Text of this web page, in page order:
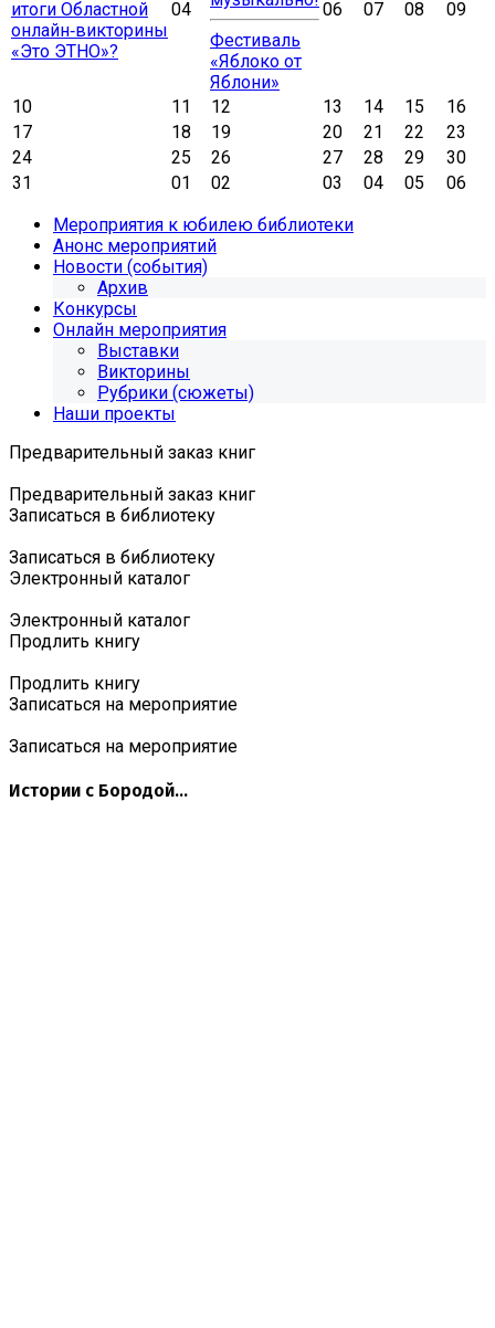
итоги Областной
онлайн‑викторины
«Это ЭТНО»?
04
Фестиваль
«Яблоко от
Яблони»
06 07 08 09
10 11 12 13 14 15
16
17
18 19 20 21 22
23
24
25 26 27 28 29
30
31
01 02 03 04 05
06
Мероприятия к юбилею библиотеки
Анонс мероприятий
Новости (события)
Архив
Конкурсы
Онлайн мероприятия
Выставки
Викторины
Рубрики (сюжеты)
Наши проекты
Предварительный заказ книг
Предварительный заказ книг
Записаться в библиотеку
Записаться в библиотеку
Электронный каталог
Электронный каталог
Продлить книгу
Продлить книгу
Записаться на мероприятие
Записаться на мероприятие
Истории с Бородой...